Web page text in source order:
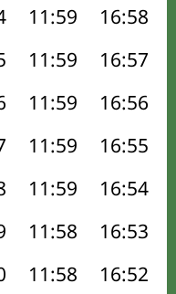
11:59 16:58
11:59 16:57
11:59 16:56
11:59 16:55
11:59 16:54
11:58 16:53
11:58 16:52